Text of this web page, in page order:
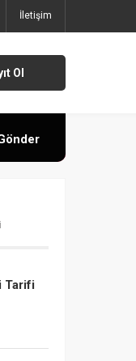
İletişim
Ol
Tarifi